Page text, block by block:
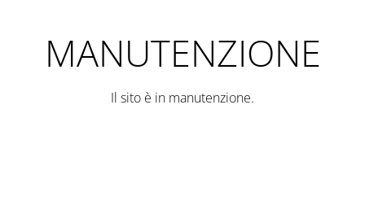
MANUTENZIONE
Il sito è in manutenzione.